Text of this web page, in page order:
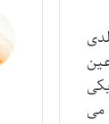
سایز 4، به عنوان یکی
می